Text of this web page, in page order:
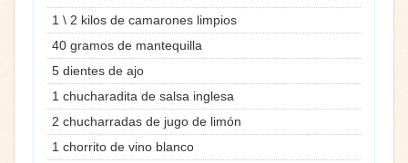
1 \ 2 kilos de camarones limpios
40 gramos de mantequilla
5 dientes de ajo
1 chucharadita de salsa inglesa
2 chucharradas de jugo de limón
1 chorrito de vino blanco